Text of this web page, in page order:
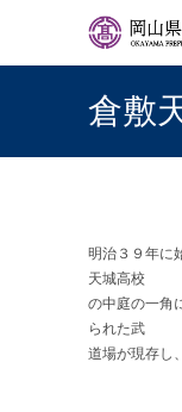
岡山
倉敷
明治３９年に
天城高校
の中庭の一角
られた武
道場が現存し